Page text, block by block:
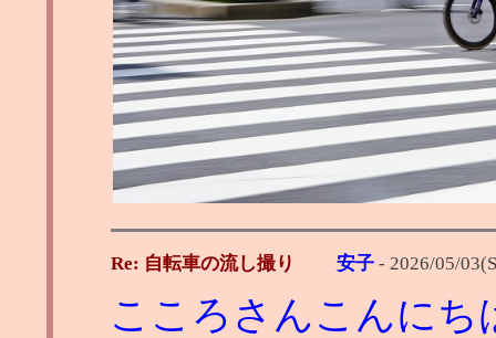
Re: 自転車の流し撮り 安子 - 2026/05/
こころさんこんにち